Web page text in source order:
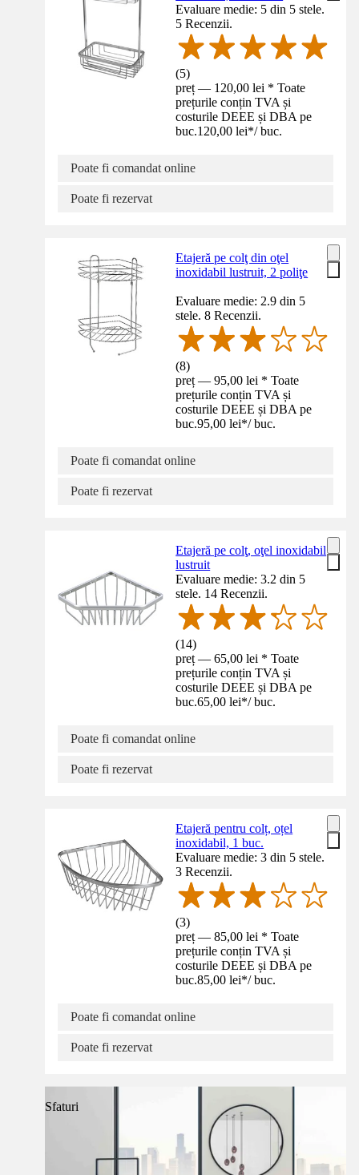
Evaluare medie: 5 din 5 stele.
5 Recenzii.
(5)
preț — 120,00 lei * Toate
prețurile conțin TVA și
costurile DEEE și DBA pe
buc.120,00 lei*/ buc.
Poate fi comandat online
Poate fi rezervat
Etajeră pe colţ din oţel
inoxidabil lustruit, 2 poliţe
Evaluare medie: 2.9 din 5
stele. 8 Recenzii.
(8)
preț — 95,00 lei * Toate
prețurile conțin TVA și
costurile DEEE și DBA pe
buc.95,00 lei*/ buc.
Poate fi comandat online
Poate fi rezervat
Etajeră pe colţ, oţel inoxidabil
lustruit
Evaluare medie: 3.2 din 5
stele. 14 Recenzii.
(14)
preț — 65,00 lei * Toate
prețurile conțin TVA și
costurile DEEE și DBA pe
buc.65,00 lei*/ buc.
Poate fi comandat online
Poate fi rezervat
Etajeră pentru colț, oțel
inoxidabil, 1 buc.
Evaluare medie: 3 din 5 stele.
3 Recenzii.
(3)
preț — 85,00 lei * Toate
prețurile conțin TVA și
costurile DEEE și DBA pe
buc.85,00 lei*/ buc.
Poate fi comandat online
Poate fi rezervat
Sfaturi